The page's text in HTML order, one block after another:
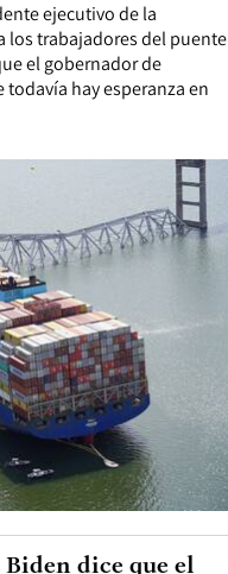
ejecutivo de la
los trabajadores del puente
el gobernador de
hay esperanza en
Biden dice que el